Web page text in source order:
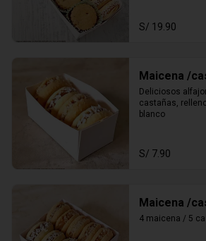
S/ 19.90
Maicena /
Deliciosos
castañas,
blanco
S/ 7.90
Maicena /
4 maicena / 5